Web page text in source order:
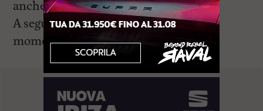
anche noi essere tutti per uno”.
A seguire ci sarà spazio anche per un
momento difesta con il karaoke di